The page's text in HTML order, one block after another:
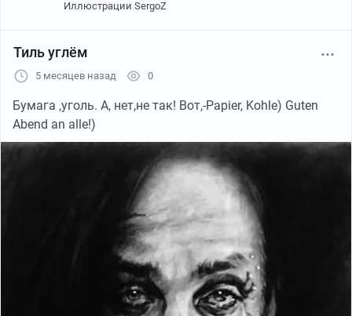
Иллюстрации SergoZ
Тиль углём
5 месяцев назад 0
Бумага ,уголь. А, нет,не так! Вот,-Papier, Kohle) Guten
Abend an alle!)